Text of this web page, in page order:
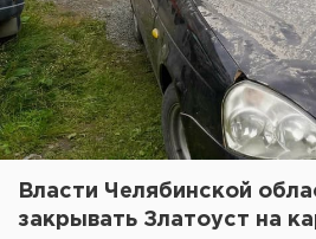
Власти Челябинской
закрывать Златоуст на